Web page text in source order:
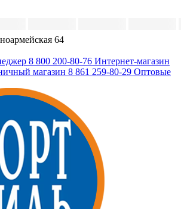
64
8 800 200-80-76 Интернет-магазин
магазин 8 861 259-80-29 Оптовые